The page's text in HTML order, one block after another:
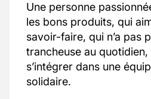
Une personne
les bons produits, qui
savoir-faire, qui n’a pas
trancheuse au
s’intégrer dans une
solidaire.